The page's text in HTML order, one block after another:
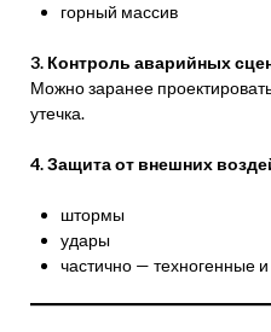
горный массив
3. Контроль аварийных
Можно заранее
утечка.
4. Защита от внешних
штормы
удары
частично — техногенные